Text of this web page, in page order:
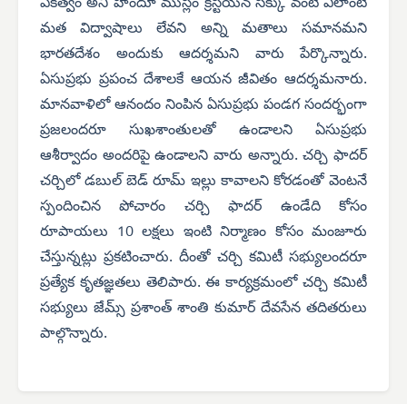
ఏకత్వం అని హిందూ ముస్లిం క్రిస్టియన్ సిక్కు వంటి ఎలాంటి
మత విద్వాషాలు లేవని అన్ని మతాలు సమానమని
భారతదేశం అందుకు ఆదర్శమని వారు పేర్కొన్నారు.
ఏసుప్రభు ప్రపంచ దేశాలకే ఆయన జీవితం ఆదర్శమనారు.
మానవాళిలో ఆనందం నింపిన ఏసుప్రభు పండగ సందర్భంగా
ప్రజలందరూ సుఖశాంతులతో ఉండాలని ఏసుప్రభు
ఆశీర్వాదం అందరిపై ఉండాలని వారు అన్నారు. చర్చి ఫాదర్
చర్చిలో డబుల్ బెడ్ రూమ్ ఇల్లు కావాలని కోరడంతో వెంటనే
స్పందించిన పోచారం చర్చి ఫాదర్ ఉండేది కోసం
రూపాయలు 10 లక్షలు ఇంటి నిర్మాణం కోసం మంజూరు
చేస్తున్నట్లు ప్రకటించారు. దీంతో చర్చి కమిటీ సభ్యులందరూ
ప్రత్యేక కృతజ్ఞతలు తెలిపారు. ఈ కార్యక్రమంలో చర్చి కమిటీ
సభ్యులు జేమ్స్ ప్రశాంత్ శాంతి కుమార్ దేవసేన తదితరులు
పాల్గొన్నారు.